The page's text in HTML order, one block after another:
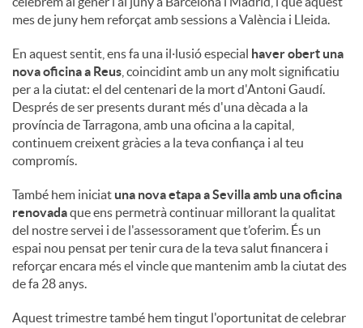
mes de juny hem reforçat amb sessions a València i Lleida.
En aquest sentit, ens fa una il·lusió especial haver obert una
nova oficina a Reus , coincidint amb un any molt significatiu
per a la ciutat: el del centenari de la mort d'Antoni Gaudí.
Després de ser presents durant més d'una dècada a la
província de Tarragona, amb una oficina a la capital,
continuem creixent gràcies a la teva confiança i al teu
compromís.
També hem iniciat una nova etapa a Sevilla amb una oficina
renovadaque ens permetrà continuar millorant la qualitat
del nostre servei i de l'assessorament que t’oferim. És un
espai nou pensat per tenir cura de la teva salut financera i
reforçar encara més el vincle que mantenim amb la ciutat des
de fa 28 anys.
Aquest trimestre també hem tingut l'oportunitat de celebrar